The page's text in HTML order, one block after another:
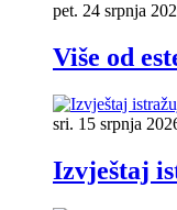
pet. 24 srpnja
Više od
sri. 15 srpnja
Izvještaj